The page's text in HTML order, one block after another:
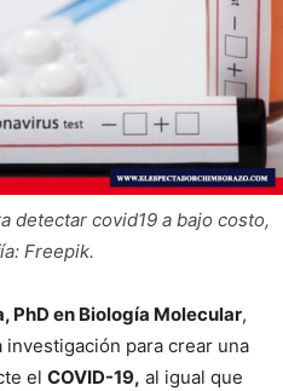
detectar covid19 a bajo costo,
Freepik.
PhD en Biología Molecular,
para crear una
el COVID-19, al igual que